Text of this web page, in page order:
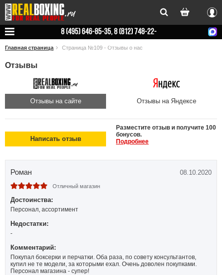
Вход
8 (495) 646-85-35, 8 (812) 748-22-
78
Главная страница Страница №109 - Отзывы о нас
Отзывы
Отзывы на сайте Отзывы на Яндексе
Написать отзыв
Разместите отзыв и получите 100
бонусов.
Подробнее
Роман 08.10.2020
Отличный магазин
Достоинства:
Персонал, ассортимент
Недостатки:
-
Комментарий:
Покупал боксерки и перчатки. Оба раза, по совету консультантов,
купил не те модели, за которыми ехал. Очень доволен покупками.
Персонал магазина - супер!